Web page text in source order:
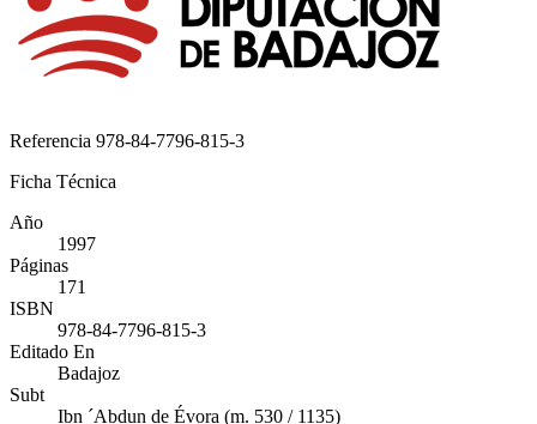
Referencia 978-84-7796-815-3
Ficha Técnica
Año
1997
Páginas
171
ISBN
978-84-7796-815-3
Editado En
Badajoz
Subt
Ibn ´Abdun de Évora (m. 530 / 1135)